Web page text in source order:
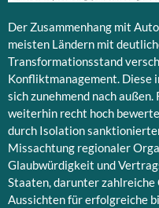
Der Zusammenhang mit
meisten Ländern mit
Transformationsstand
Konfliktmanagement. Diese
sich zunehmend nach
weiterhin recht hoch
durch Isolation
Missachtung regionaler
Glaubwürdigkeit und
Staaten, darunter
Aussichten für erfolgreiche